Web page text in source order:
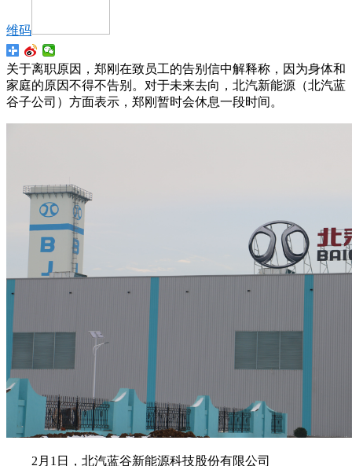
维码
关于离职原因，郑刚在致员工的告别信中解释称，因为身体和
家庭的原因不得不告别。对于未来去向，北汽新能源（北汽蓝
谷子公司）方面表示，郑刚暂时会休息一段时间。
2月1日，北汽蓝谷新能源科技股份有限公司